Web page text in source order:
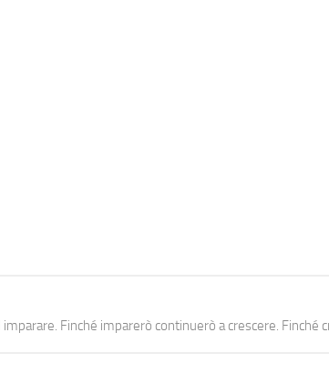
Finché imparerò continuerò a crescere. Finché